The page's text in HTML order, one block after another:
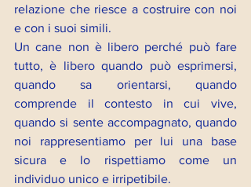
relazione che riesce a costruire con noi
e con i suoi simili.
Un cane non è libero perché può fare
tutto, è libero quando può esprimersi,
quando sa orientarsi, quando
comprende il contesto in cui vive,
quando si sente accompagnato, quando
noi rappresentiamo per lui una base
sicura e lo rispettiamo come un
individuo unico e irripetibile.